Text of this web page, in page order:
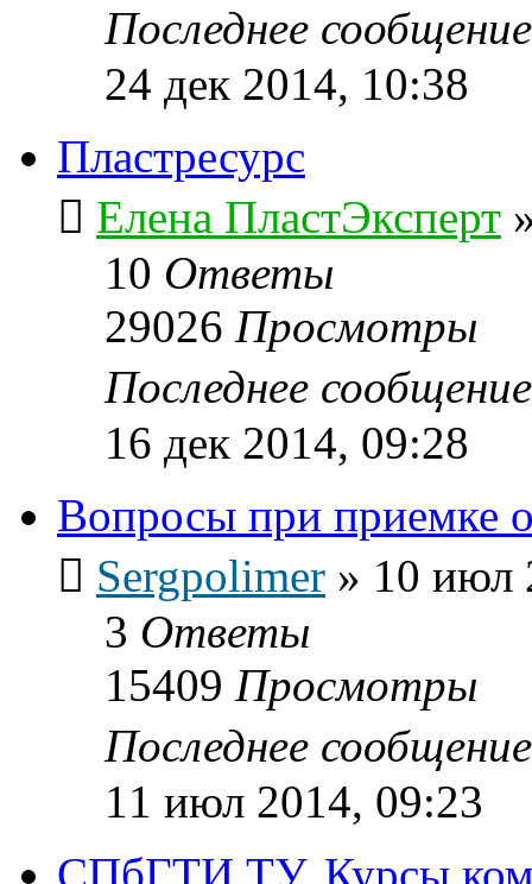
Последнее
24 дек 2014, 10:38
Пластресурс
Елена ПластЭксперт
10 Ответы
29026 Просмотры
Последнее
16 дек 2014, 09:28
Вопросы при приемке
Sergpolimer » 10 июл
3 Ответы
15409 Просмотры
Последнее
11 июл 2014, 09:23
СПбГТИ ТУ. Курсы